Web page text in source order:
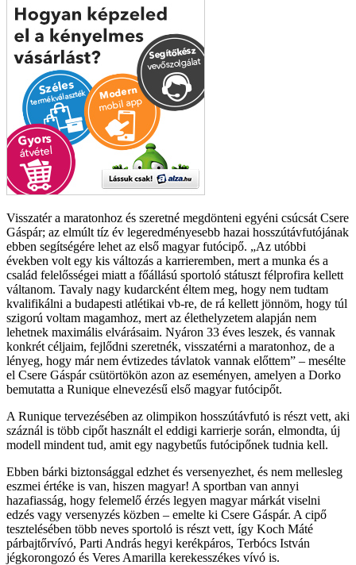
Visszatér a maratonhoz és szeretné megdönteni egyéni csúcsát Csere
Gáspár; az elmúlt tíz év legeredményesebb hazai hosszútávfutójának
ebben segítségére lehet az első magyar futócipő.
Az utóbbi
években volt egy kis változás a karrieremben, mert a munka és a
család felelősségei miatt a főállású sportoló státuszt félprofira kellett
váltanom. Tavaly nagy kudarcként éltem meg, hogy nem tudtam
kvalifikálni a budapesti atlétikai vb-re, de rá kellett jönnöm, hogy túl
szigorú voltam magamhoz, mert az élethelyzetem alapján nem
lehetnek maximális elvárásaim. Nyáron 33 éves leszek, és vannak
konkrét céljaim, fejlődni szeretnék, visszatérni a maratonhoz, de a
lényeg, hogy már nem évtizedes távlatok vannak előttem
– mesélte
el Csere Gáspár csütörtökön azon az eseményen, amelyen a Dorko
bemutatta a Runique elnevezésű első magyar futócipőt.
A Runique tervezésében az olimpikon hosszútávfutó is részt vett, aki
száznál is több cipőt használt el eddigi karrierje során, elmondta, új
modell mindent tud, amit egy nagybetűs futócipőnek tudnia kell.
Ebben bárki biztonsággal edzhet és versenyezhet, és nem mellesleg
eszmei értéke is van, hiszen magyar! A sportban van annyi
hazafiasság, hogy felemelő érzés legyen magyar márkát viselni
edzés vagy versenyzés közben – emelte ki Csere Gáspár. A cipő
tesztelésében több neves sportoló is részt vett, így Koch Máté
párbajtőrvívó, Parti András hegyi kerékpáros, Terbócs István
jégkorongozó és Veres Amarilla kerekesszékes vívó is.